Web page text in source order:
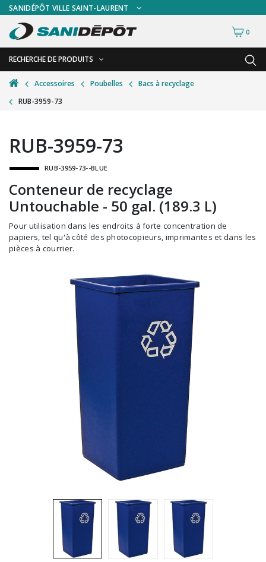
SANIDÉPÔT VILLE SAINT-LAURENT
0
RECHERCHE DE PRODUITS
RETOUR
Accessoires de sécurité
Accessoires pour le lavage de mur
Accessoires pour salles de bain
Alimentaire
Autres accessoires
Balais et porte-poussières
Brosses et manches
Chariots et manutention
Distributrices et supports
Grattoirs, moutons et racloirs pour vitres/planchers
Guenilles et éponges
Hygiène personnelle
Microfibres et linges divers
Vadrouilles, manches et cadres
RETOUR
Gants
Plexiglas
Signalisations
Test de diagnostic
Thermomètre
Vêtements de sécurité
Accessoires Poubelles
Bacs à recyclage
RUB-3959-73
RUB-3959-73
RUB-3959-73--BLUE
Conteneur de recyclage
Untouchable - 50 gal. (189.3 L)
Pour utilisation dans les endroits à forte concentration de
papiers, tel qu'à côté des photocopieurs, imprimantes et dans les
pièces à courrier.